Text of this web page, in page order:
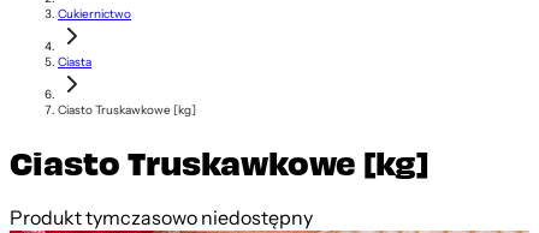
Cukiernictwo
Ciasta
Ciasto Truskawkowe [kg]
Ciasto Truskawkowe [kg]
Produkt tymczasowo niedostępny